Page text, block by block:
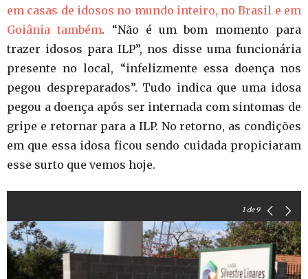
em casas de idosos no mundo inteiro, no Brasil e em
Goiânia também. “Não é um bom momento para
trazer idosos para ILP”, nos disse uma funcionária
presente no local, “infelizmente essa doença nos
pegou despreparados”. Tudo indica que uma idosa
pegou a doença após ser internada com sintomas de
gripe e retornar para a ILP. No retorno, as condições
em que essa idosa ficou sendo cuidada propiciaram
esse surto que vemos hoje.
1 de 9